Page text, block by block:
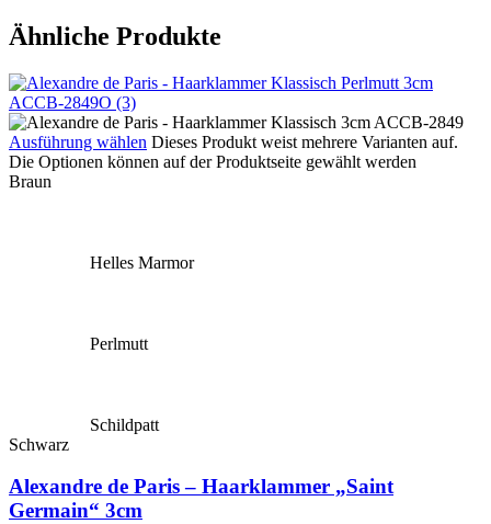
Ähnliche Produkte
Ausführung wählen Dieses Produkt weist mehrere Varianten auf.
Die Optionen können auf der Produktseite gewählt werden
Braun
Helles Marmor
Perlmutt
Schildpatt
Schwarz
Alexandre de Paris – Haarklammer „Saint
Germain“ 3cm